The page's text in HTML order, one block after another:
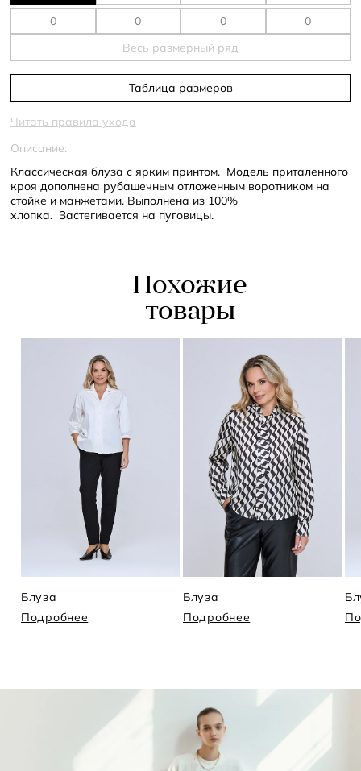
Весь размерный ряд
Таблица размеров
Читать правила ухода
Описание:
Классическая блуза с ярким принтом. Модель приталенного
кроя дополнена рубашечным отложенным воротником на
стойке и манжетами. Выполнена из 100%
хлопка. Застегивается на пуговицы.
Похожие
товары
Блуза
Подробнее
Блуза
Подробнее